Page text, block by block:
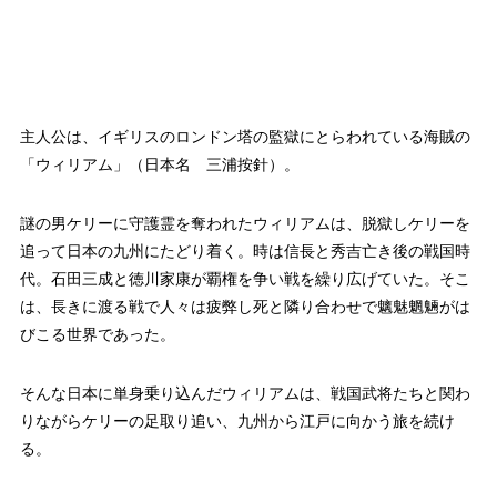
主人公は、イギリスのロンドン塔の監獄にとらわれている海賊の
「ウィリアム」（日本名 三浦按針）。
謎の男ケリーに守護霊を奪われたウィリアムは、脱獄しケリーを
追って日本の九州にたどり着く。時は信長と秀吉亡き後の戦国時
代。石田三成と徳川家康が覇権を争い戦を繰り広げていた。そこ
は、長きに渡る戦で人々は疲弊し死と隣り合わせで魑魅魍魎がは
びこる世界であった。
そんな日本に単身乗り込んだウィリアムは、戦国武将たちと関わ
りながらケリーの足取り追い、九州から江戸に向かう旅を続け
る。